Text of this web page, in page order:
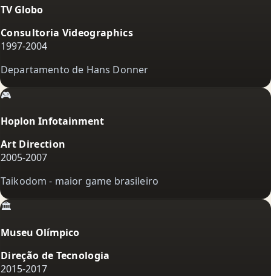
TV Globo
Consultoria Videographics
1997-2004
Departamento de Hans Donner
🎮
Hoplon Infotainment
Art Direction
2005-2007
Taikodom - maior game brasileiro
🏛️
Museu Olímpico
Direção de Tecnologia
2015-2017